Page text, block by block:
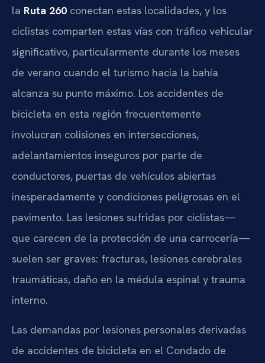
la Ruta 260 conectan estas localidades, y los
ciclistas comparten estas vías con tráfico vehicular
significativo, particularmente durante los meses
de verano cuando el turismo hacia la bahía
alcanza su punto máximo. Los accidentes de
bicicleta en esta región frecuentemente
involucran colisiones en intersecciones,
adelantamientos inseguros por parte de
conductores, puertas de vehículos abiertas
inesperadamente y condiciones peligrosas en el
pavimento. Las lesiones sufridas por ciclistas—
que carecen de la protección de una carrocería—
suelen ser graves: fracturas, lesiones cerebrales
traumáticas, daño en la médula espinal y trauma
interno.
Las demandas por lesiones personales derivadas
de accidentes de bicicleta en el Condado de